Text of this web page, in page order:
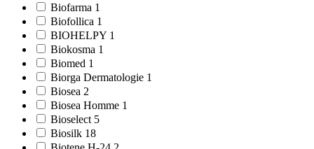
Biofarma 1
Biofollica 1
BIOHELPY 1
Biokosma 1
Biomed 1
Biorga Dermatologie 1
Biosea 2
Biosea Homme 1
Bioselect 5
Biosilk 18